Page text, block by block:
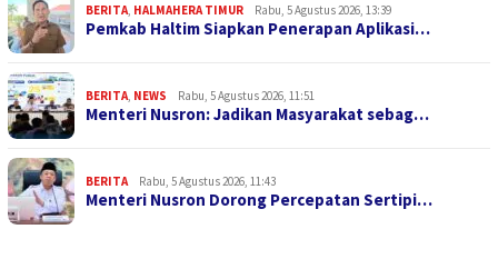
BERITA HALMAHERA TIMUR Rabu, 5 Agustus 2026, 13:39
Pemkab Haltim Siapkan Penerapan Aplikasi…
BERITA NEWS Rabu, 5 Agustus 2026, 11:51
Menteri Nusron: Jadikan Masyarakat sebag…
BERITA Rabu, 5 Agustus 2026, 11:43
Menteri Nusron Dorong Percepatan Sertipi…